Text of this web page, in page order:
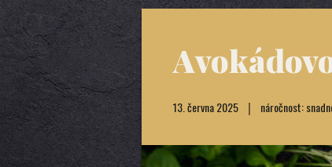
13. června 2025 náročnost: